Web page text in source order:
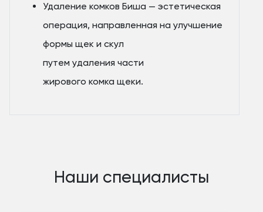
Удаление комков Биша — эстетическая
операция, направленная на улучшение
формы щек и скул
путем удаления части
жирового комка щеки.
Наши специалисты